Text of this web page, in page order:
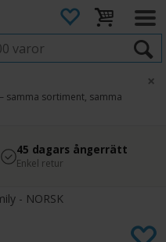
– samma sortiment, samma
×
Säker betalning
med Svea
45 dagars ångerrätt
Enkel retur
- NORSK